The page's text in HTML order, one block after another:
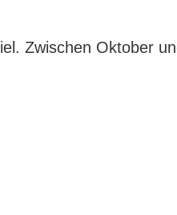
Zwischen Oktober